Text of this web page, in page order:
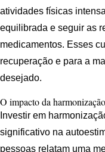
atividades físicas
equilibrada e seguir as
medicamentos. Esses
recuperação e para a
desejado.
O impacto da
Investir em
significativo na
pessoas relatam uma